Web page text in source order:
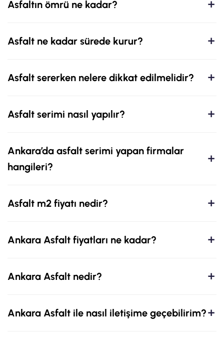
Asfaltın ömrü ne kadar?
Asfalt ne kadar sürede kurur?
Asfalt sererken nelere dikkat edilmelidir?
Asfalt serimi nasıl yapılır?
Ankara’da asfalt serimi yapan firmalar
hangileri?
Asfalt m2 fiyatı nedir?
Ankara Asfalt fiyatları ne kadar?
Ankara Asfalt nedir?
Ankara Asfalt ile nasıl iletişime geçebilirim?